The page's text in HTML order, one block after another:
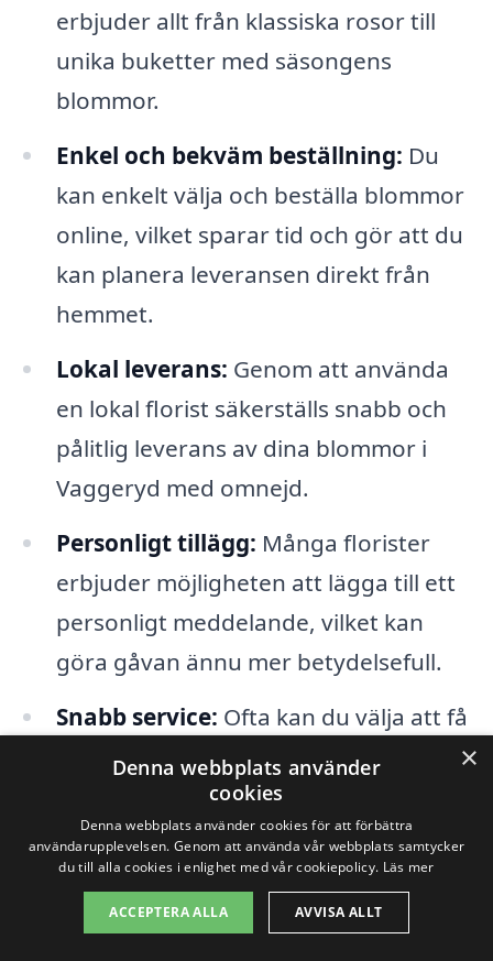
erbjuder allt från klassiska rosor till
unika buketter med säsongens
blommor.
Enkel och bekväm beställning: Du
kan enkelt välja och beställa blommor
online, vilket sparar tid och gör att du
kan planera leveransen direkt från
hemmet.
Lokal leverans: Genom att använda
en lokal florist säkerställs snabb och
pålitlig leverans av dina blommor i
Vaggeryd med omnejd.
Personligt tillägg: Många florister
erbjuder möjligheten att lägga till ett
personligt meddelande, vilket kan
göra gåvan ännu mer betydelsefull.
Snabb service: Ofta kan du välja att få
blommorna levererade samma dag,
vilket är perfekt för de sista minuten-
besluten.
Att skicka blombud är mer än bara en
×
Denna webbplats använder
cookies
Denna webbplats använder cookies för att förbättra
användarupplevelsen. Genom att använda vår webbplats samtycker
du till alla cookies i enlighet med vår cookiepolicy. Läs mer
ACCEPTERA ALLA AVVISA ALLT